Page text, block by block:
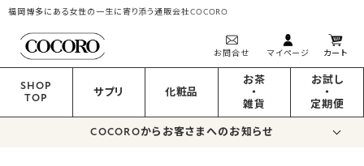
福岡博多にある女性の一生に寄り添う通販会社COCORO
お問合せ マイページ カート
SHOP
TOP
サプリ 化粧品
お茶
・
雑貨
お試し
・
定期便
COCOROからお客さまへのお知らせ